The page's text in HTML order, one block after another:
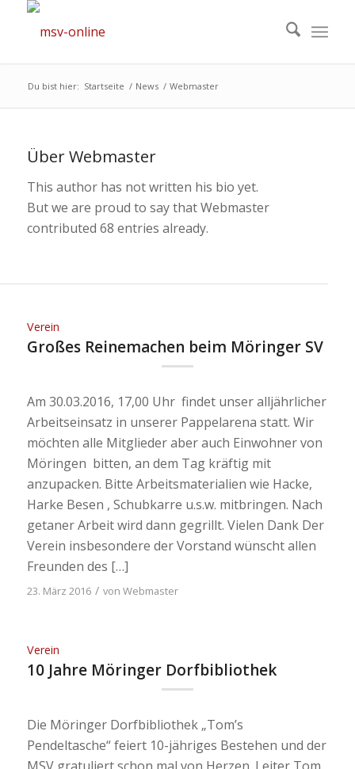
Du bist hier: Startseite / News / Webmaster
ÜberWebmaster
This author has not written his bio yet.
But we are proud to say thatWebmaster
contributed 68 entries already.
Verein
Großes Reinemachen beim Möringer SV
Am 30.03.2016, 17,00 Uhr findet unser alljährlicher
Arbeitseinsatz in unserer Pappelarena statt. Wir
möchten alle Mitglieder aber auch Einwohner von
Möringen bitten, an dem Tag kräftig mit
anzupacken. Bitte Arbeitsmaterialien wie Hacke,
Harke Besen , Schubkarre u.s.w. mitbringen. Nach
getaner Arbeit wird dann gegrillt. Vielen Dank Der
Verein insbesondere der Vorstand wünscht allen
Freunden des […]
23. März 2016 / von Webmaster
Verein
10 Jahre Möringer Dorfbibliothek
Die Möringer Dorfbibliothek „Tom’s
Pendeltasche“ feiert 10-jähriges Bestehen und der